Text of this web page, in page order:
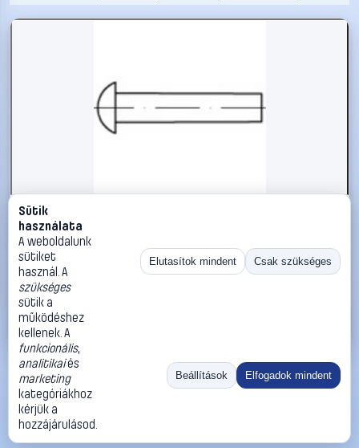
#112223
TOOLCRAFT 112223 Félkerek szegecs (Ø x H) 8 mm x 30 mm
Acél 250 db
TOOLCRAFT Szegecsek
16 990 Ft
Kosárba
«
Ugrás:
Méret:
Rendezés:
©2026
ThermoScope
ÁSZF
Cégbemutató
Sütik
használata
A weboldalunk
sütiket
használ. A
szükséges
sütik a
működéshez
kellenek. A
funkcionális,
analitikaiés
marketing
kategóriákhoz
kérjük a
hozzájárulásod.
Elutasítok mindent Csak szükséges
Beállítások Elfogadok mindent